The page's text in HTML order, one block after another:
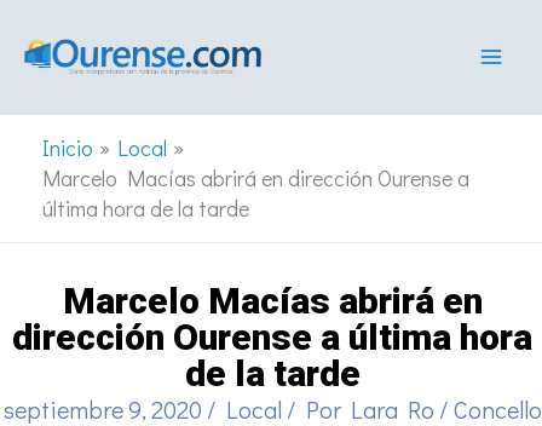
Inicio
Local
Marcelo Macías abrirá en dirección Ourense a
última hora de la tarde
Marcelo Macías abrirá en
dirección Ourense a última hora
de la tarde
septiembre 9, 2020 / Local / Por Lara Ro /Concello